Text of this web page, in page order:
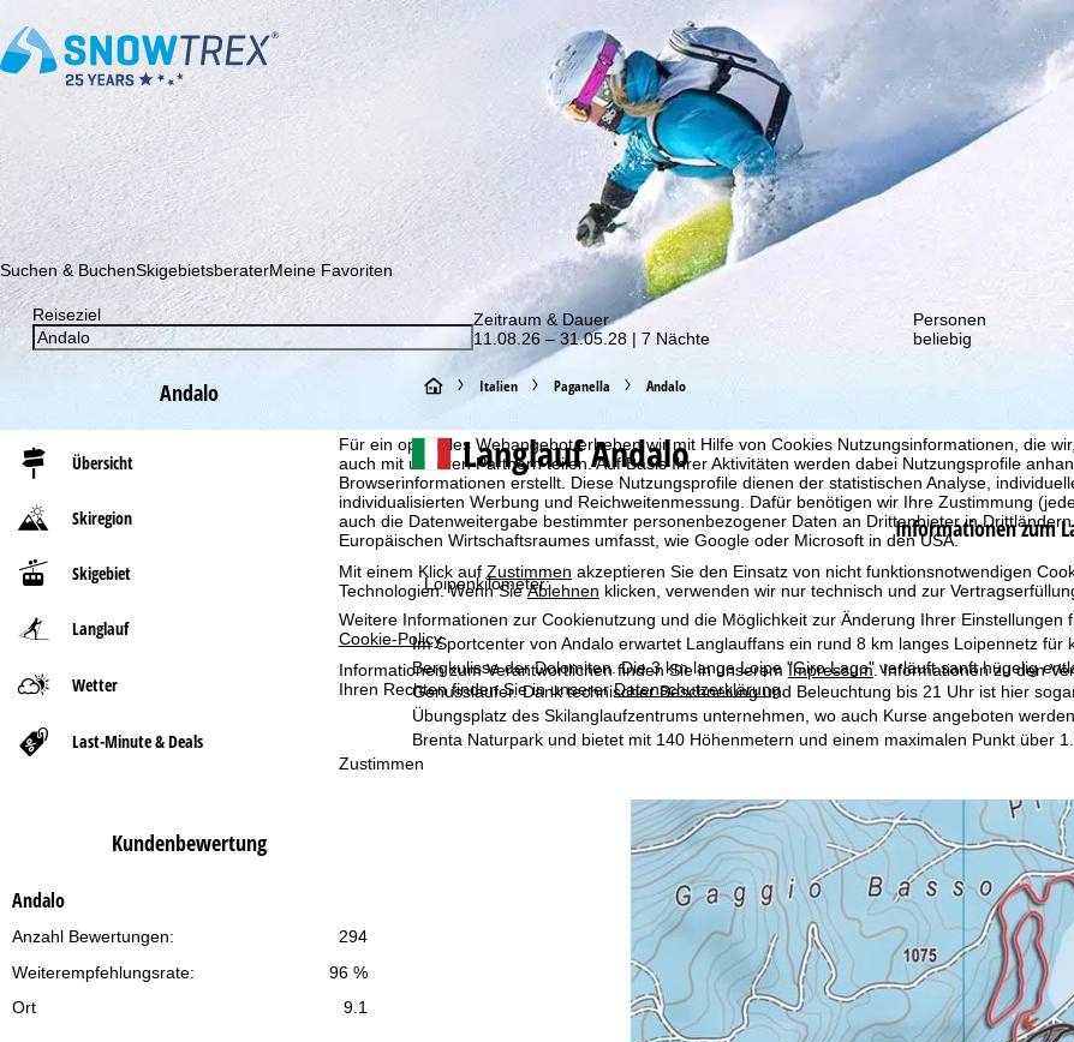
Für ein optimales Webangebot erheben wir mit Hilfe von Cookies Nutzungsinformationen, die
auch mit unseren Partnern teilen. Auf Basis Ihrer Aktivitäten werden dabei Nutzungsprofile
Browserinformationen erstellt. Diese Nutzungsprofile dienen der statistischen Analyse,
individualisierten Werbung und Reichweitenmessung. Dafür benötigen wir Ihre Zustimmung
auch die Datenweitergabe bestimmter personenbezogener Daten an Drittanbieter in
Europäischen Wirtschaftsraumes umfasst, wie Google oder Microsoft in den USA.
Mit einem Klick auf Zustimmen akzeptieren Sie den Einsatz von nicht funktionsnotwendigen
Technologien. Wenn SieAblehnen klicken, verwenden wir nur technisch und zur
Weitere Informationen zur Cookienutzung und die Möglichkeit zur Änderung Ihrer Einstellungen
Cookie-Policy.
Informationen zum Verantwortlichen finden Sie in unseremImpressum. Informationen zu den
Ihren Rechten finden Sie in unsererDatenschutzerklärung.
Zustimmen
Abonnieren Sie unseren Newsletter und erfahren Sie als Erster von unseren Rabatt-Aktionen!
Suchen & BuchenSkigebietsberaterMeine Favoriten
Reiseziel
Zeitraum & Dauer
11.08.26 – 31.05.28 | 7 Nächte
Personen
beliebig
Andalo
Übersicht
Skiregion
Skigebiet
Langlauf
Wetter
Last-Minute & Deals
Kundenbewertung
Andalo
294
Anzahl Bewertungen:
96 %
Weiterempfehlungsrate:
Ort
9.1
S
t
a
r
t
s
e
i
Italien Paganella Andalo
Langlauf Andalo
Informationen zum
Loipenkilometer:
Im Sportcenter von Andalo erwartet Langlauffans ein rund 8 km langes Loipennetz
Bergkulisse der Dolomiten. Die 3 km lange Loipe "Giro Lago" verläuft sanft hügelig
Genussläufer. Dank technischer Beschneiung und Beleuchtung bis 21 Uhr ist hier
Übungsplatz des Skilanglaufzentrums unternehmen, wo auch Kurse angeboten
Brenta Naturpark und bietet mit 140 Höhenmetern und einem maximalen Punkt über